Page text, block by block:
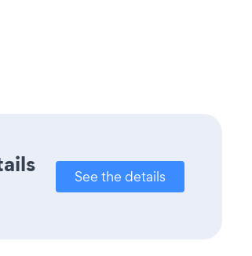
See the details